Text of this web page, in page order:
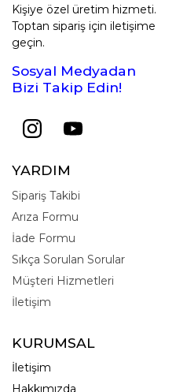
Kişiye özel üretim hizmeti.
Toptan sipariş için iletişime
geçin.
Sosyal Medyadan
Bizi Takip Edin!
YARDIM
Sipariş Takibi
Arıza Formu
İade Formu
Sıkça Sorulan Sorular
Müşteri Hizmetleri
İletişim
KURUMSAL
İletişim